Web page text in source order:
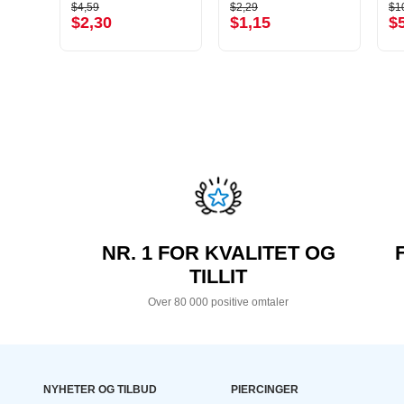
$4,59
$2,30
$2,29
$1,15
NR. 1 FOR KVALITET OG
TILLIT
Over 80 000 positive omtaler
NYHETER OG TILBUD PIERCINGER